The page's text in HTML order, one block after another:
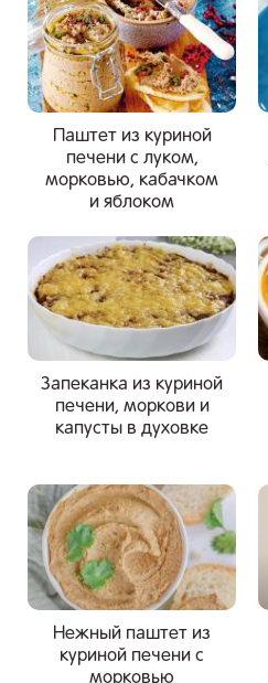
Паштет из куриной
печени с луком,
морковью, кабачком
и яблоком
Запеканка из куриной
печени, моркови и
капусты в духовке
Нежный паштет из
куриной печени с
морковью